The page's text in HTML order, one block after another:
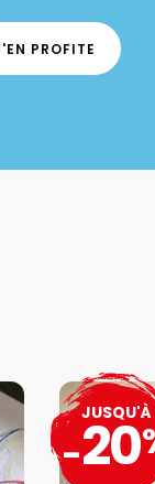
PROFITE
JUSQU'À
-20